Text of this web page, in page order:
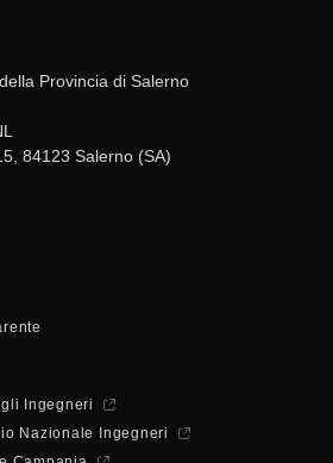
Provincia di Salerno
84123 Salerno (SA)
Ingegneri
Nazionale Ingegneri